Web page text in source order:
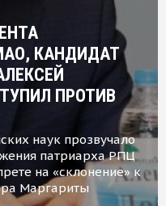
КАНДИДАТ
ПРОТИВ
наук прозвучало
патриарха РПЦ
на «склонение» к
Маргариты